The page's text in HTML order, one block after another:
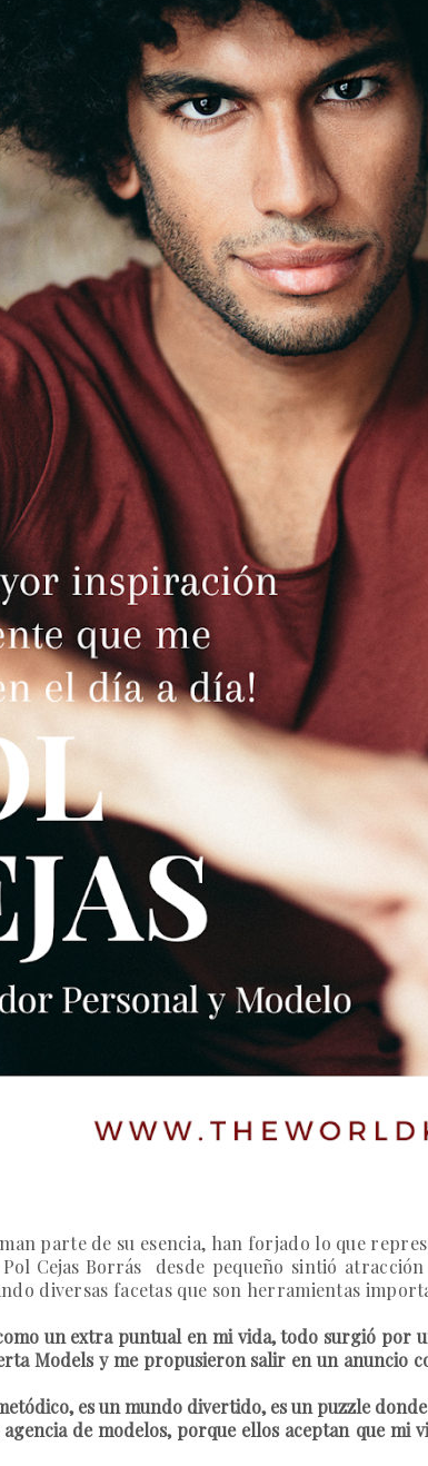
parte de su esencia, han forjado lo que
Pol Cejas Borrás desde pequeño sintió
diversas facetas que son herramientas
un extra puntual en mi vida, todo surgió por
Models y me propusieron salir en un anuncio
es un mundo divertido, es un puzzle
de modelos, porque ellos aceptan que mi